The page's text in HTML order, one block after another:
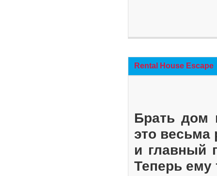
Rental House Escape
Брать дом
это весьма
и главный
Теперь ему